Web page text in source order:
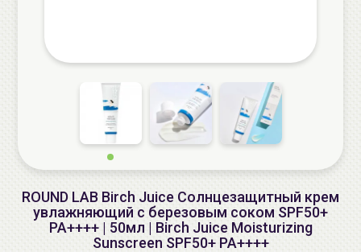
ROUND LAB Birch Juice Солнцезащитный крем
увлажняющий с березовым соком SPF50+
PA++++ | 50мл | Birch Juice Moisturizing
Sunscreen SPF50+ PA++++